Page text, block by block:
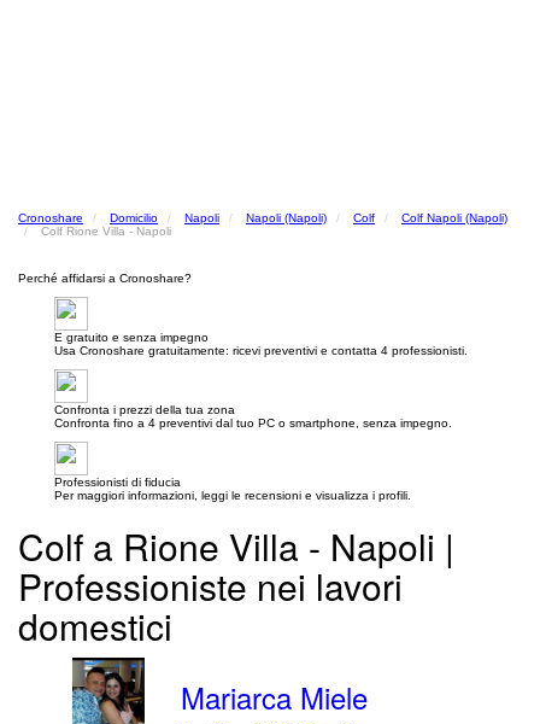
Cronoshare Domicilio Napoli Napoli (Napoli) Colf
Colf Napoli (Napoli)
Colf Rione Villa - Napoli
Perché affidarsi a Cronoshare?
E gratuito e senza impegno
Usa Cronoshare gratuitamente: ricevi preventivi e contatta 4 professionisti.
Confronta i prezzi della tua zona
Confronta fino a 4 preventivi dal tuo PC o smartphone, senza impegno.
Professionisti di fiducia
Per maggiori informazioni, leggi le recensioni e visualizza i profili.
Colf a Rione Villa - Napoli |
Professioniste nei lavori
domestici
Mariarca Miele